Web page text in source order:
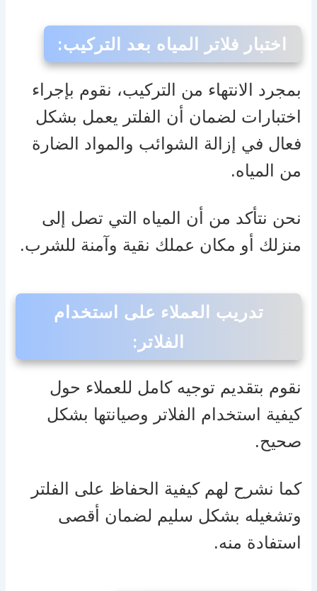
اختبار فلاتر المياه بعد التركيب:
بمجرد الانتهاء من التركيب، نقوم بإجراء
اختبارات لضمان أن الفلتر يعمل بشكل
فعال في إزالة الشوائب والمواد الضارة
من المياه.
نحن نتأكد من أن المياه التي تصل إلى
منزلك أو مكان عملك نقية وآمنة للشرب.
تدريب العملاء على استخدام
الفلاتر :
نقوم بتقديم توجيه كامل للعملاء حول
كيفية استخدام الفلاتر وصيانتها بشكل
صحيح.
كما نشرح لهم كيفية الحفاظ على الفلتر
وتشغيله بشكل سليم لضمان أقصى
استفادة منه.